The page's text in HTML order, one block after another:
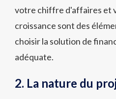
votre chiffre d'affaires et
croissance sont des
choisir la solution de
adéquate.
2. La nature du